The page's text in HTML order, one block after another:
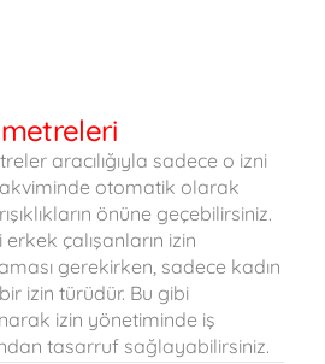
aracılığıyla sadece o izni
otomatik olarak
önüne geçebilirsiniz.
çalışanların izin
gerekirken, sadece kadın
izin türüdür. Bu gibi
izin yönetiminde iş
tasarruf sağlayabilirsiniz.